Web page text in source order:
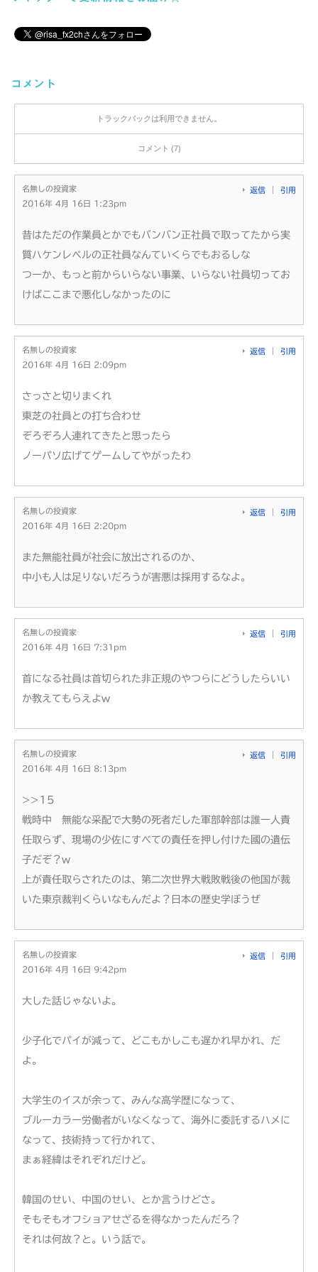
コメント
トラックバックは利用できません。
コメント (7)
名無しの投資家
2016年 4月 16日 1:23pm
返信 引用
昔はただの作業員とかでもバンバン正社員で取ってたから実
質ハケンレベルの正社員なんていくらでもおるしな
つーか、もっと前からいらない事業、いらない社員切ってお
けばここまで悪化しなかったのに
名無しの投資家
2016年 4月 16日 2:09pm
返信 引用
さっさと切りまくれ
東芝の社員との打ち合わせ
ぞろぞろ人連れてきたと思ったら
ノーパソ広げてゲームしてやがったわ
名無しの投資家
2016年 4月 16日 2:20pm
返信 引用
また無能社員が社会に放出されるのか、
中小も人は足りないだろうが害悪は採用するなよ。
名無しの投資家
2016年 4月 16日 7:31pm
返信 引用
首になる社員は首切られた非正規のやつらにどうしたらいい
か教えてもらえよw
名無しの投資家
2016年 4月 16日 8:13pm
返信 引用
>>15
戦時中 無能な采配で大勢の死者だした軍部幹部は誰一人責
任取らず、現場の少佐にすべての責任を押し付けた國の遺伝
子だぞ？w
上が責任取らされたのは、第二次世界大戦敗戦後の他国が裁
いた東京裁判くらいなもんだよ？日本の歴史学ぼうぜ
名無しの投資家
2016年 4月 16日 9:42pm
返信 引用
大した話じゃないよ。
少子化でパイが減って、どこもかしこも遅かれ早かれ、だ
よ。
大学生のイスが余って、みんな高学歴になって、
ブルーカラー労働者がいなくなって、海外に委託するハメに
なって、技術持って行かれて、
まぁ経緯はそれぞれだけど。
韓国のせい、中国のせい、とか言うけどさ。
そもそもオフショアせざるを得なかったんだろ？
それは何故？と。いう話で。